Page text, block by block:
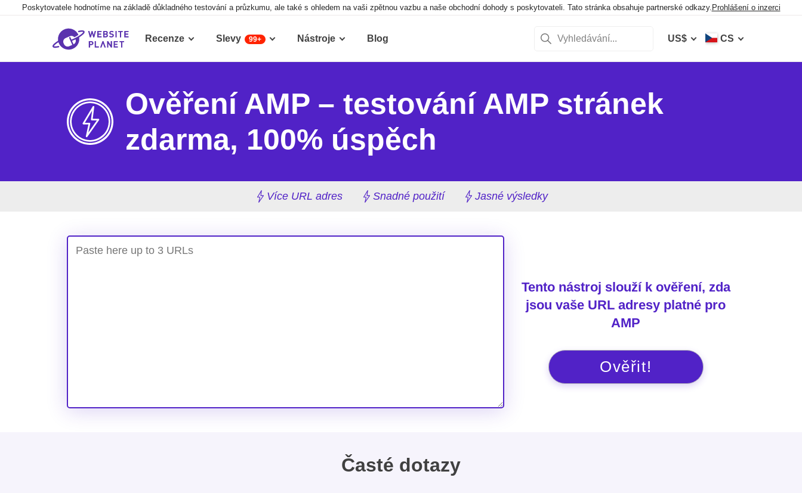
Poskytovatele hodnotíme na základě důkladného testování a průzkumu, ale také s ohledem na vaši zpětnou vazbu a naše obchodní dohody s poskytovateli. Tato stránka obsahuje partnerské odkazy. Prohlášení o inzerci
Recenze Slevy 99+ Nástroje Blog US$ CS
Ověření AMP – testování AMP stránek
zdarma, 100% úspěch
Více URL adres Snadné použití Jasné výsledky
Paste here up to 3 URLs
Tento nástroj slouží k ověření, zda
jsou vaše URL adresy platné pro
AMP
Ověřit!
Časté dotazy